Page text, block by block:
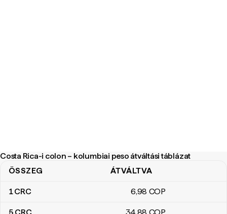
Costa Rica-i colon – kolumbiai peso átváltási táblázat
Costa Rica-i colon – kolumbiai peso átváltási táblázat
ÖSSZEG ÁTVÁLTVA
1CRC 6,98 COP